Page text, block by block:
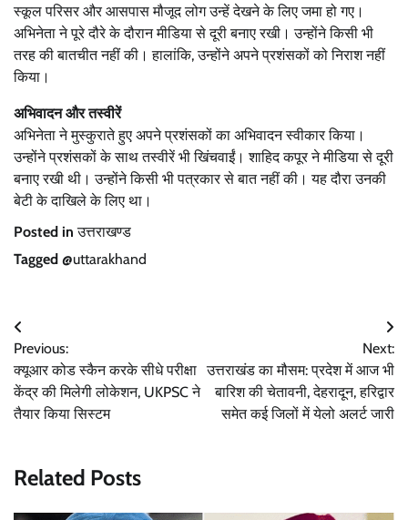
स्कूल परिसर और आसपास मौजूद लोग उन्हें देखने के लिए जमा हो गए।
अभिनेता ने पूरे दौरे के दौरान मीडिया से दूरी बनाए रखी। उन्होंने किसी भी
तरह की बातचीत नहीं की। हालांकि, उन्होंने अपने प्रशंसकों को निराश नहीं
किया।
अभिवादन और तस्वीरें
अभिनेता ने मुस्कुराते हुए अपने प्रशंसकों का अभिवादन स्वीकार किया।
उन्होंने प्रशंसकों के साथ तस्वीरें भी खिंचवाईं। शाहिद कपूर ने मीडिया से दूरी
बनाए रखी थी। उन्होंने किसी भी पत्रकार से बात नहीं की। यह दौरा उनकी
बेटी के दाखिले के लिए था।
Posted inउत्तराखण्ड
Tagged @uttarakhand
Post
navigation
Previous:
क्यूआर कोड स्कैन करके सीधे परीक्षा
केंद्र की मिलेगी लोकेशन, UKPSC ने
तैयार किया सिस्टम
Next:
उत्तराखंड का मौसम: प्रदेश में आज भी
बारिश की चेतावनी, देहरादून, हरिद्वार
समेत कई जिलों में येलो अलर्ट जारी
Related Posts